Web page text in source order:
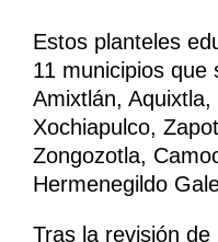
Estos planteles
11 municipios que
Amixtlán, Aquixtla,
Xochiapulco,
Zongozotla,
Hermenegildo
Tras la revisión